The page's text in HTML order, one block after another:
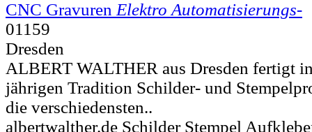
CNC Gravuren Elektro Automatisierungs-
01159
Dresden
ALBERT WALTHER aus Dresden fertigt
jährigen Tradition Schilder- und
die verschiedensten..
albertwalther.de Schilder Stempel